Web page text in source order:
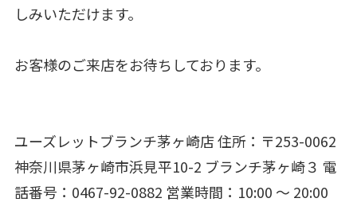
しみいただけます。
お客様のご来店をお待ちしております。
ユーズレットブランチ茅ヶ崎店 住所：〒253-0062
神奈川県茅ヶ崎市浜見平10-2 ブランチ茅ヶ崎３ 電
話番号：0467-92-0882 営業時間：10:00 ～ 20:00